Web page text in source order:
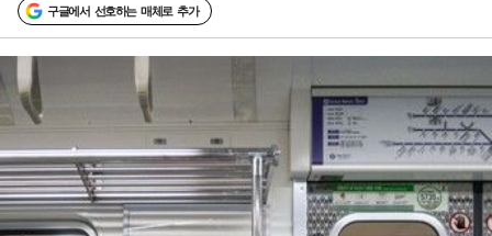
구글에서 선호하는 매체로 추가